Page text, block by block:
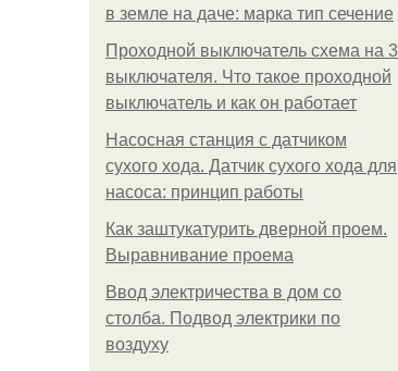
в земле на даче: марка тип сечение
Проходной выключатель схема на 3
выключателя. Что такое проходной
выключатель и как он работает
Насосная станция с датчиком
сухого хода. Датчик сухого хода для
насоса: принцип работы
Как заштукатурить дверной проем.
Выравнивание проема
Ввод электричества в дом со
столба. Подвод электрики по
воздуху